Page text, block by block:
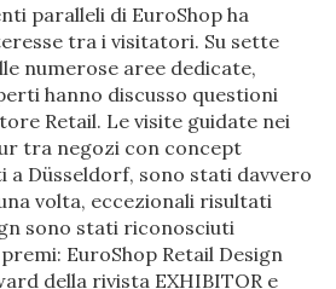
paralleli di EuroShop ha
tra i visitatori. Su sette
numerose aree dedicate,
hanno discusso questioni
Retail. Le visite guidate nei
tra negozi con concept
a Düsseldorf, sono stati davvero
volta, eccezionali risultati
sono stati riconosciuti
EuroShop Retail Design
della rivista EXHIBITOR e